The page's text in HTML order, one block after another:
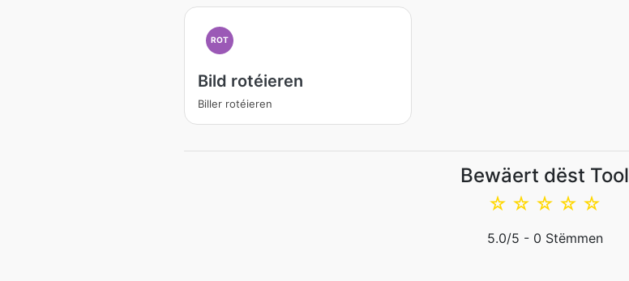
ROT
Bild rotéieren
Biller rotéieren
Bewäert dëst Tool
☆
☆
☆
☆
☆
5.0/5 - 0 Stëmmen